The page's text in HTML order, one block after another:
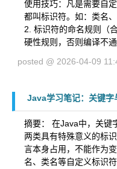
使用技巧：凡是需要自
都叫标识符。如：类名
2. 标识符的命名规则（
硬性规则，否则编译不
posted @ 2026-04-09
Java学习笔记：关键字
摘要： 在Java中，关键
两类具有特殊意义的标
言本身占用，不能作为
名、类名等自定义标识